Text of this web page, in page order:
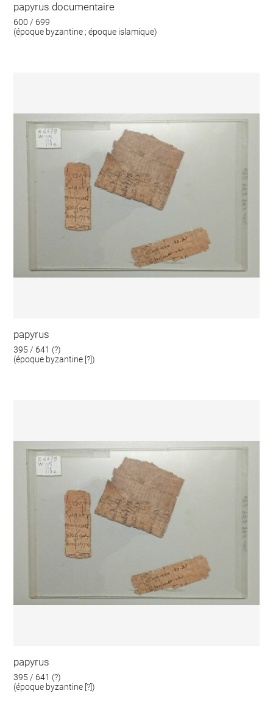
papyrus documentaire
600 / 699
(époque byzantine ; époque islamique)
papyrus
395 / 641 (?)
(époque byzantine [?])
papyrus
395 / 641 (?)
(époque byzantine [?])